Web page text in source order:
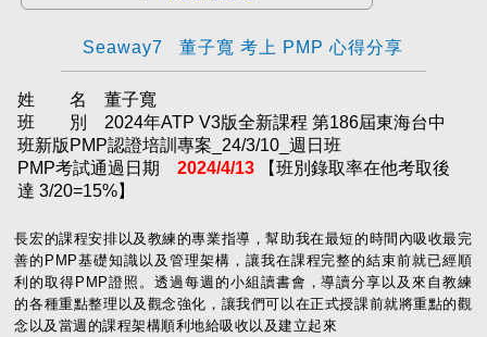
Seaway7 董子寬 考上 PMP 心得分享
姓 名 董子寬
班 別 2024年ATP V3版全新課程 第186屆東海台中
班新版PMP認證培訓專案_24/3/10_週日班
PMP考試通過日期2024/4/13 【班別錄取率在他考取後
達 3/20=15%】
長宏的課程安排以及教練的專業指導，幫助我在最短的時間內吸收最完
善的PMP基礎知識以及管理架構，讓我在課程完整的結束前就已經順
利的取得PMP證照。透過每週的小組讀書會，導讀分享以及來自教練
的各種重點整理以及觀念強化，讓我們可以在正式授課前就將重點的觀
念以及當週的課程架構順利地給吸收以及建立起來